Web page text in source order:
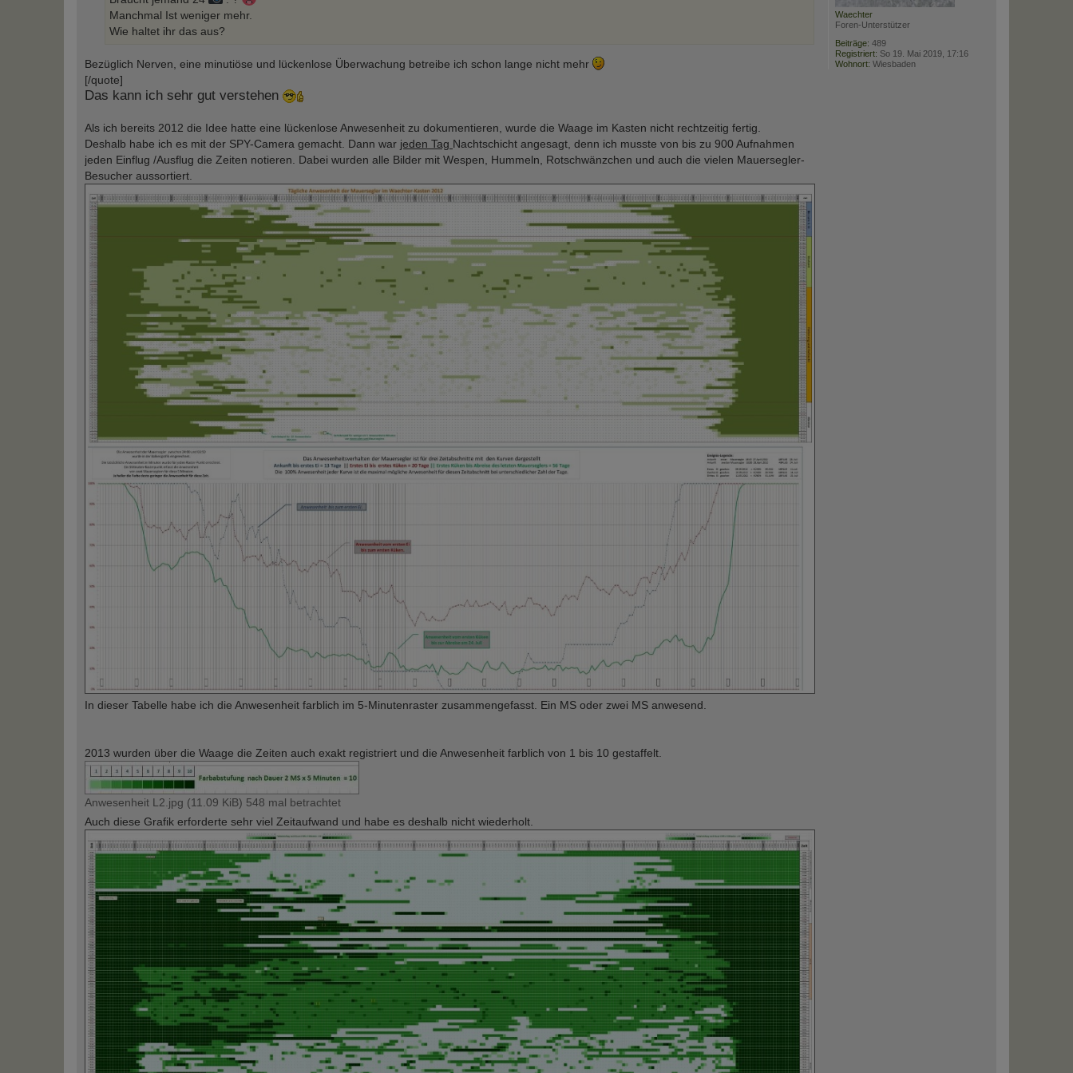
Waechter
Foren-Unterstützer
Beiträge: 489
Registriert: So 19. Mai 2019, 17:16
Wohnort: Wiesbaden
Manchmal Ist weniger mehr.
Wie haltet ihr das aus?
Bezüglich Nerven, eine minutiöse und lückenlose Überwachung betreibe ich schon lange nicht mehr
[/quote]
Das kann ich sehr gut verstehen
Als ich bereits 2012 die Idee hatte eine lückenlose Anwesenheit zu dokumentieren, wurde die Waage im Kasten nicht rechtzeitig fertig.
Deshalb habe ich es mit der SPY-Camera gemacht. Dann war jeden Tag Nachtschicht angesagt, denn ich musste von bis zu 900 Aufnahmen
jeden Einflug /Ausflug die Zeiten notieren. Dabei wurden alle Bilder mit Wespen, Hummeln, Rotschwänzchen und auch die vielen Mauersegler-
Besucher aussortiert.
In dieser Tabelle habe ich die Anwesenheit farblich im 5-Minutenraster zusammengefasst. Ein MS oder zwei MS anwesend.
2013 wurden über die Waage die Zeiten auch exakt registriert und die Anwesenheit farblich von 1 bis 10 gestaffelt.
Anwesenheit L2.jpg (11.09 KiB) 548 mal betrachtet
Auch diese Grafik erforderte sehr viel Zeitaufwand und habe es deshalb nicht wiederholt.